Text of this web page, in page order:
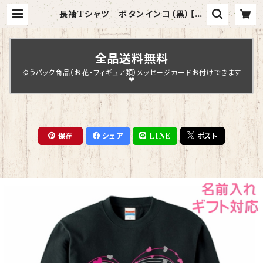
長袖Tシャツ｜ボタンインコ（黒）【型
番 LT-128】KYAPIArt きゃぴあー
と | Chopin Design
全品送料無料
ゆうパック商品（お花・フィギュア類）メッセージカードお付けできます
❤
保存 シェア LINE ポスト